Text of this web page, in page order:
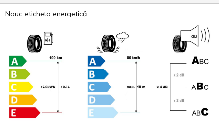
Noua eticheta energetică